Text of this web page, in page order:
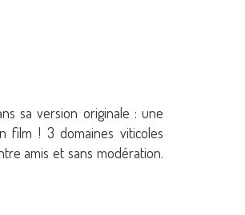
sa version originale : une
film ! 3 domaines viticoles
amis et sans modération.